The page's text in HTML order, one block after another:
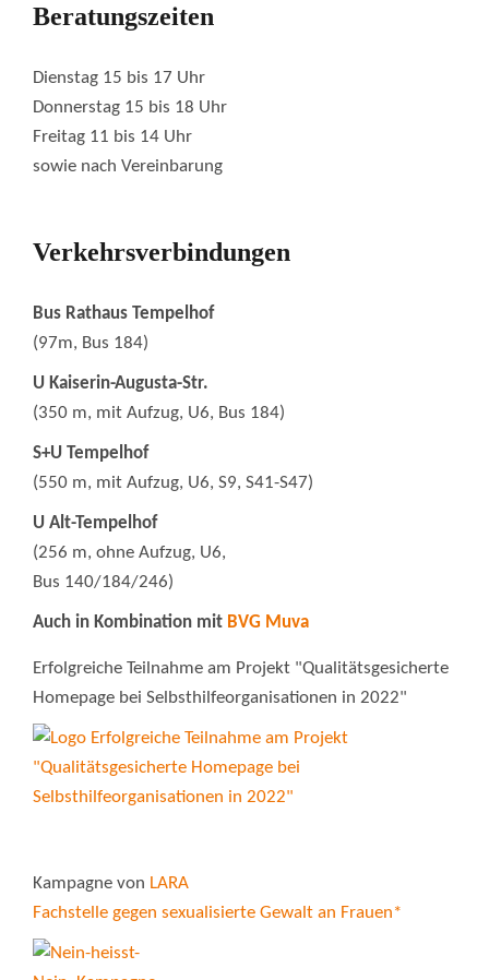
Beratungszeiten
Dienstag 15 bis 17 Uhr
Donnerstag 15 bis 18 Uhr
Freitag 11 bis 14 Uhr
sowie nach Vereinbarung
Verkehrsverbindungen
Bus Rathaus Tempelhof
(97m, Bus 184)
U Kaiserin-Augusta-Str.
(350 m, mit Aufzug, U6, Bus 184)
S+U Tempelhof
(550 m, mit Aufzug, U6, S9, S41-S47)
U Alt-Tempelhof
(256 m, ohne Aufzug, U6,
Bus 140/184/246)
Auch in Kombination mit BVG Muva
Erfolgreiche Teilnahme am Projekt "Qualitätsgesicherte
Homepage bei Selbsthilfeorganisationen in 2022"
Kampagne von LARA
Fachstelle gegen sexualisierte Gewalt an Frauen*